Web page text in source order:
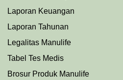
Laporan Keuangan
Laporan Tahunan
Legalitas Manulife
Tabel Tes Medis
Brosur Produk Manulife